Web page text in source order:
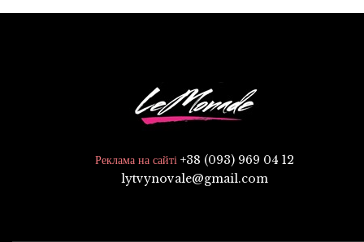
Реклама на сайті +38 (093) 969 04 12
lytvynovale@gmail.com